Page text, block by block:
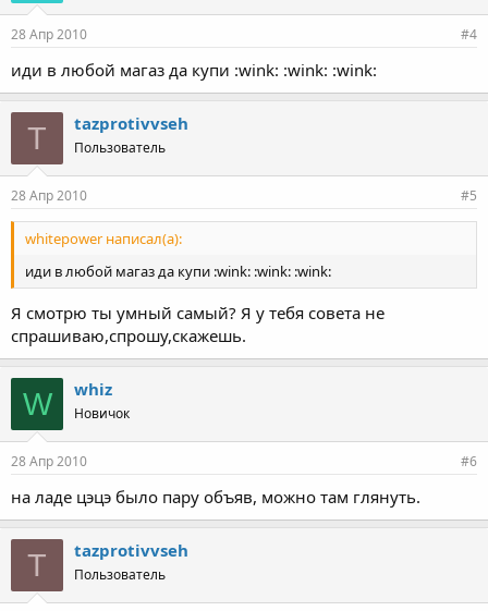
28 Апр 2010 #4
иди в любой магаз да купи :wink: :wink: :wink:
T tazprotivvseh
Пользователь
28 Апр 2010 #5
whitepower написал(а):
иди в любой магаз да купи :wink: :wink: :wink:
Я смотрю ты умный самый? Я у тебя совета не
спрашиваю,спрошу,скажешь.
W whiz
Новичок
28 Апр 2010 #6
на ладе цэцэ было пару объяв, можно там глянуть.
T tazprotivvseh
Пользователь